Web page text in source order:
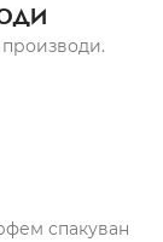
спакуван